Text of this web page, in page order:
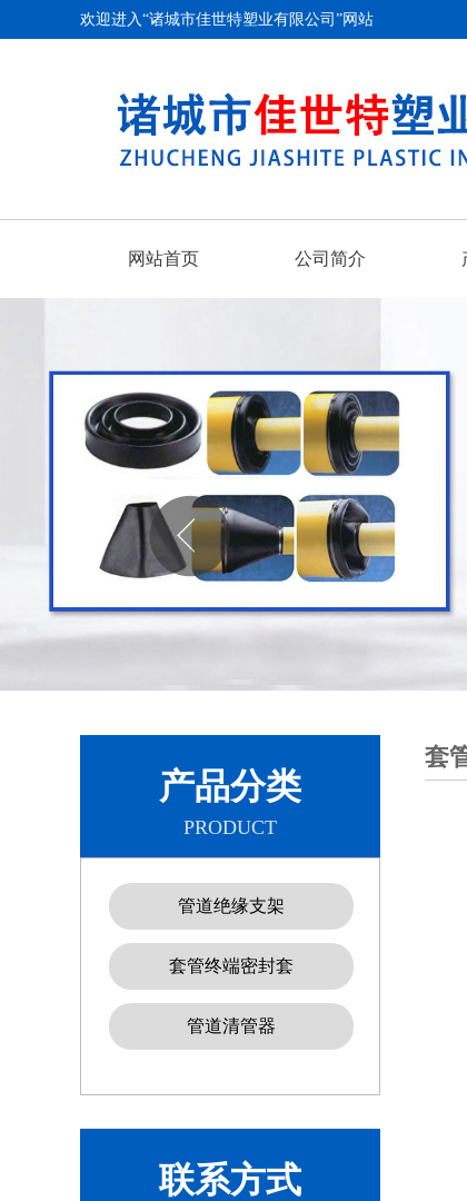
欢迎进入“诸城市佳世特塑业有限公司”网站
网站首页 公司简介
产品分类
PRODUCT
管道绝缘支架
套管终端密封套
管道清管器
联系方式
套